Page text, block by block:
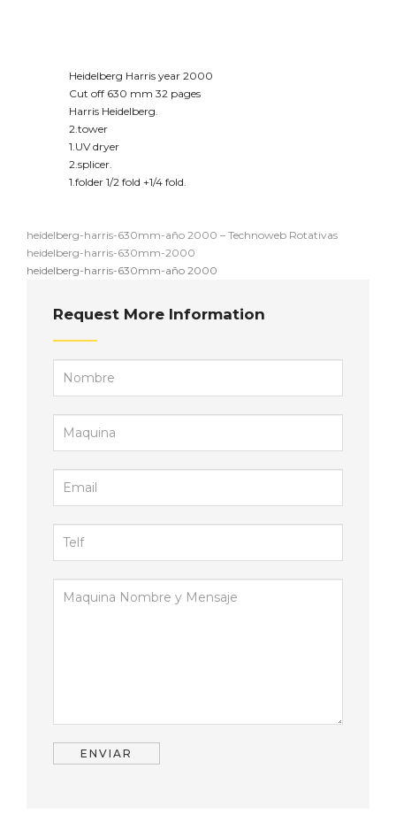
Heidelberg Harris year 2000
Cut off 630 mm 32 pages
Harris Heidelberg.
2.tower
1.UV dryer
2.splicer.
1.folder 1/2 fold +1/4 fold.
heidelberg-harris-630mm-año 2000 – Technoweb Rotativas
heidelberg-harris-630mm-2000
heidelberg-harris-630mm-año 2000
Request More Information